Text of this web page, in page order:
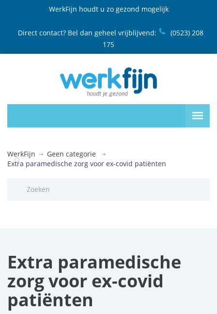
WerkFijn houdt u zo gezond mogelijk
Direct contact? Bel dan geheel vrijblijvend:
(0523) 208
175
WerkFijn
Geen categorie
Extra paramedische zorg voor ex-covid patiënten
Extra paramedische
zorg voor ex-covid
patiënten